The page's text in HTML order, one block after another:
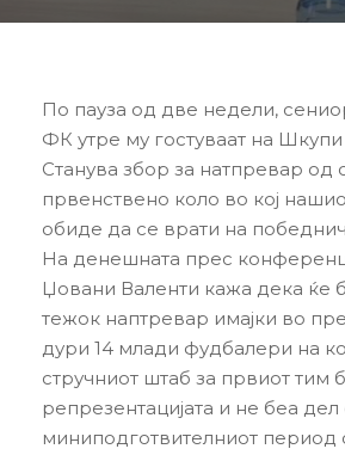
По пауза од две недели,
ФК утре му гостуваат на Шкупи
Станува збор за натпревар од
првенствено коло во кој
обиде да се врати на
На денешната прес
Џовани Валенти кажа дека ќе
тежок наптревар имајки во
дури 14 млади фудбалери на
стручниот штаб за првиот тим
репрезентацијата и не беа дел
миниподготвителниот период